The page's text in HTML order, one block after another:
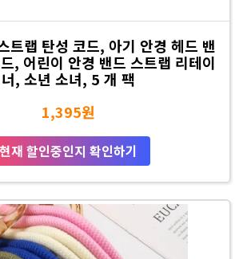
트랩 탄성 코드, 아기 안경 헤드 밴
, 어린이 안경 밴드 스트랩 리테이
너, 소년 소녀, 5 개 팩
1,395원
현재 할인중인지 확인하기